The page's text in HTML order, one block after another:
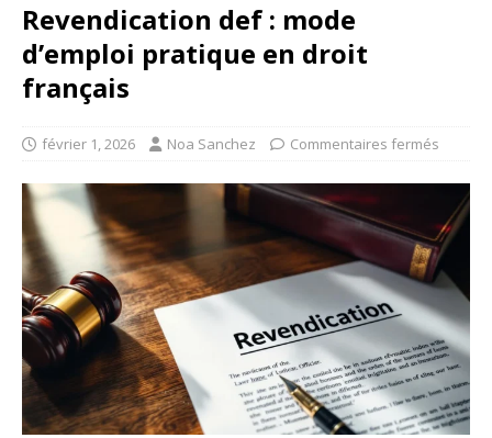
Revendication def : mode
d’emploi pratique en droit
français
février 1, 2026 Noa Sanchez Commentaires fermés